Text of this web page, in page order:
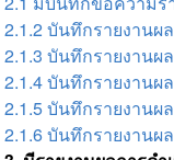
2.1.2 บันทึกรายงานผ
2.1.3 บันทึกรายงานผ
2.1.4 บันทึกรายงานผ
2.1.5 บันทึกรายงานผ
2.1.6 บันทึกรายงานผ